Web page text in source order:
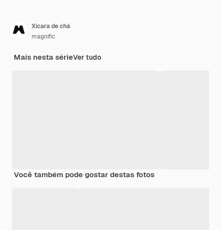
Xícara de chá
magnific
Mais nesta sérieVer tudo
Você também pode gostar destas fotos